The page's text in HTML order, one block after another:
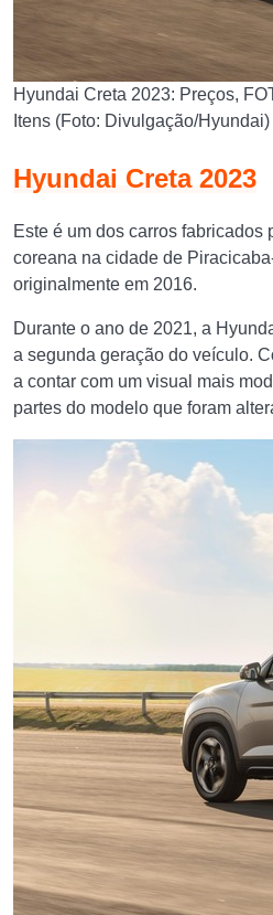
Hyundai Creta 2023: Preços,
Itens (Foto: Divulgação/Hyundai)
Hyundai Creta 2023
Este é um dos carros fabricados
coreana na cidade de
originalmente em 2016.
Durante o ano de 2021, a
a segunda geração do veículo.
a contar com um visual mais
partes do modelo que foram